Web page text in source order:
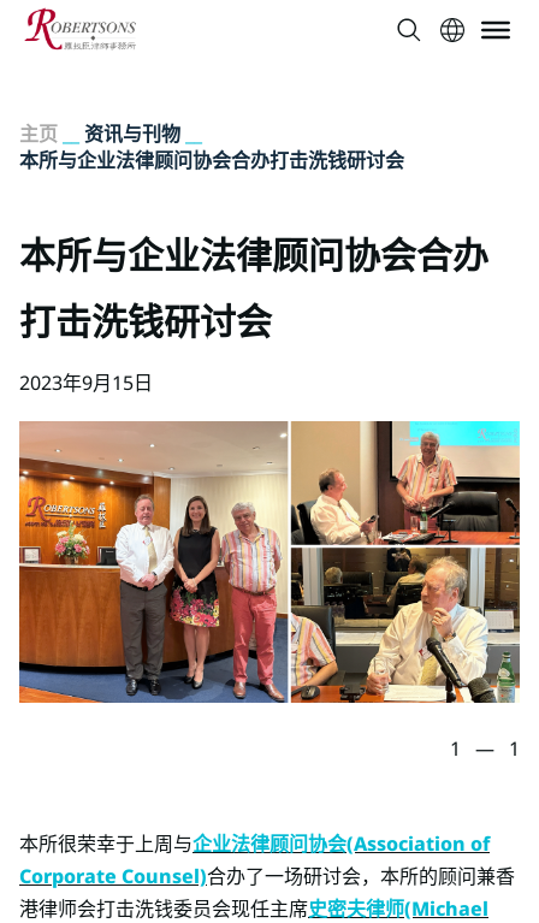
主页 资讯与刊物
本所与企业法律顾问协会合办打击洗钱研讨会
本所与企业法律顾问协会合办
打击洗钱研讨会
2023年9月15日
1 — 1
本所很荣幸于上周与企业法律顾问协会(Association of
Corporate Counsel)合办了一场研讨会，本所的顾问兼香
港律师会打击洗钱委员会现任主席史密夫律师(Michael